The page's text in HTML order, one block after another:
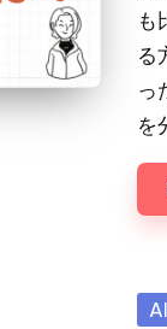
も
る
っ
を
AI